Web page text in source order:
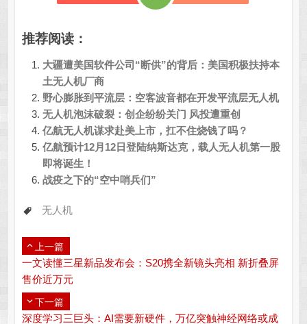
推荐阅读：
大疆遭美国软件公司“断供”的背后：美国积极扶持本
土无人机厂商
野心膨胀到平流层：空客波音都在开发平流层无人机
无人机泡沫破裂：创企纷纷关门 风投遭重创
亿航无人机谋求赴美上市，扛不住烧钱了吗？
亿航预计12月12日登陆纳斯达克，载人无人机第一股
即将诞生！
战疫之下的“空中哨兵们”
无人机
上一篇
一文读懂三星新品发布会：S20携全新镜头亮相 新折叠屏
售价近万元
下一篇
深度学习三巨头：AI需要新硬件，万亿突触神经网络或成